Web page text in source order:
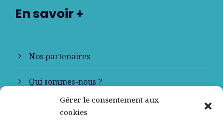
Gérer le consentement aux
cookies
En savoir +
Nos partenaires
Qui sommes-nous ?
Contactez-nous